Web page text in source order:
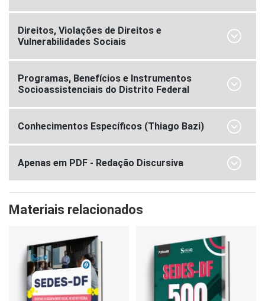
Direitos, Violações de Direitos e
Vulnerabilidades Sociais
Programas, Benefícios e Instrumentos
Socioassistenciais do Distrito Federal
Conhecimentos Específicos (Thiago Bazi)
Apenas em PDF - Redação Discursiva
Materiais relacionados